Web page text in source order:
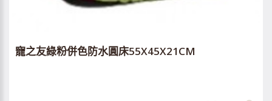
寵之友綠粉併色防水圓床55X45X21CM